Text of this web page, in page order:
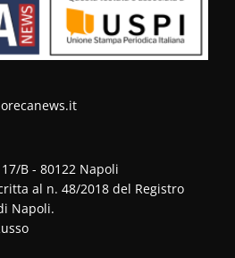
B - 80122 Napoli
al n. 48/2018 del Registro
Napoli.